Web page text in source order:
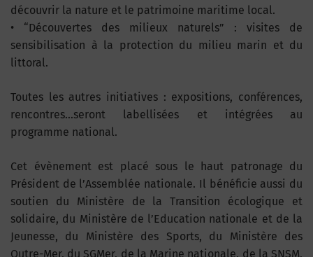
découvrir la nature et le patrimoine maritime local.
• “Découvertes des milieux naturels” : visites de
sensibilisation à la protection du milieu marin et du
littoral.
Toutes les autres initiatives : expositions, conférences,
rencontres…seront labellisées et intégrées au
programme national.
Cet évènement est placé sous le haut patronage du
Président de l’Assemblée nationale. Il bénéficie aussi du
soutien du Ministère de la Transition écologique et
solidaire, du Ministère de l’Education nationale et de la
Jeunesse, du Ministère des Sports, du Ministère des
Outre-Mer, du SGMer, de la Marine nationale, de la SNSM,